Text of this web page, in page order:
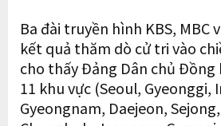
Ba đài truyền hình KBS, MBC
kết quả thăm dò cử tri vào
cho thấy Đảng Dân chủ
11 khu vực (Seoul, Gyeonggi,
Gyeongnam, Daejeon,